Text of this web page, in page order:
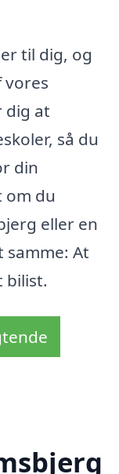
til dig, og
dig at
så du
din
om du
eller en
At
bilist.